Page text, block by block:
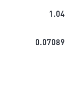
1.04
0.07089